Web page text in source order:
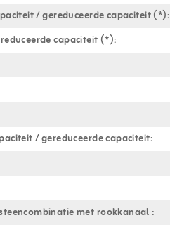
/ gereduceerde capaciteit (*):
capaciteit (*):
/ gereduceerde capaciteit:
met rookkanaal :